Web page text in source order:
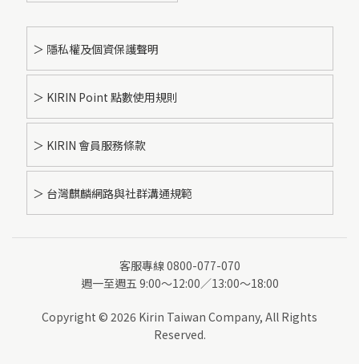
＞ 隱私權及個資保護聲明
＞ KIRIN Point 點數使用規則
＞ KIRIN 會員服務條款
＞ 台灣麒麟網路與社群溝通規範
客服專線 0800-077-070
週一至週五 9:00～12:00／13:00～18:00
Copyright © 2026 Kirin Taiwan Company, All Rights
Reserved.